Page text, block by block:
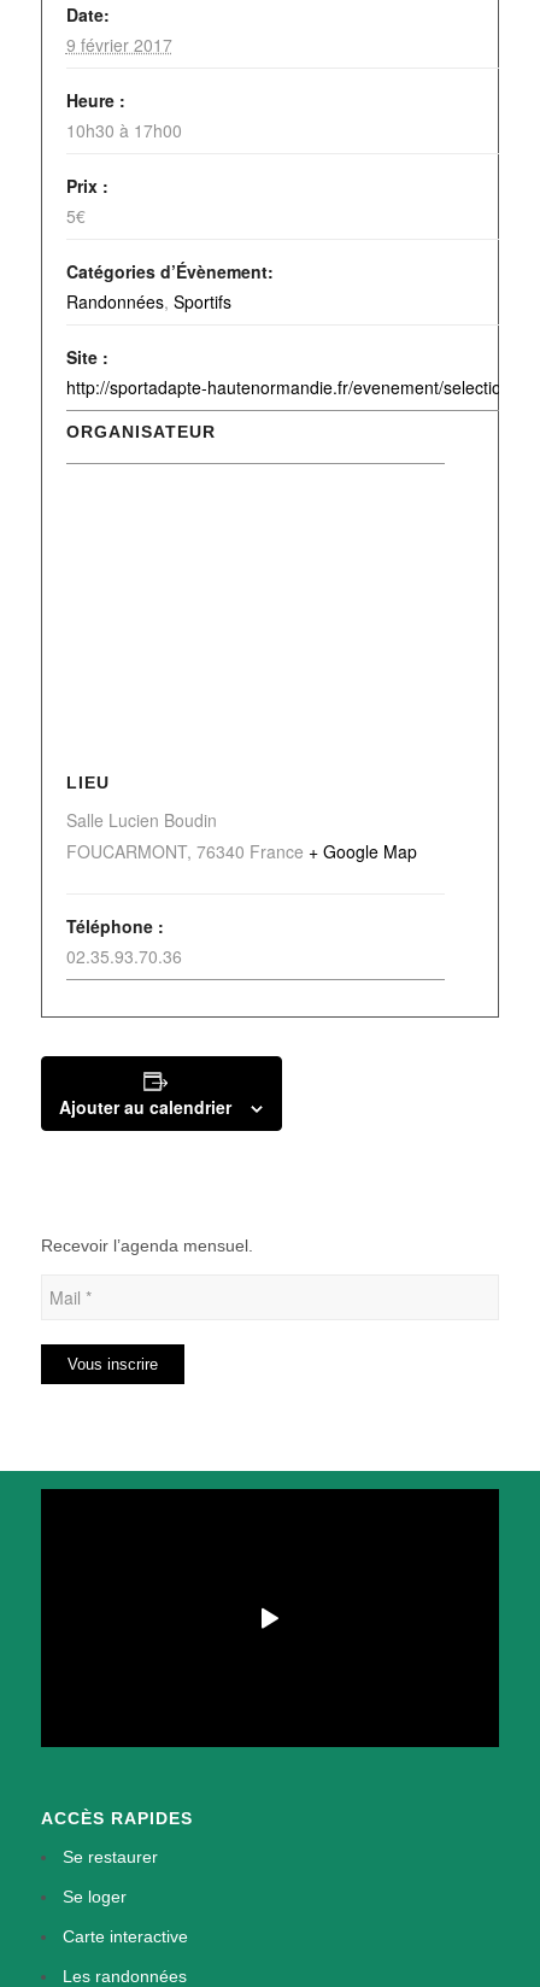
Date:
9 février 2017
Heure :
10h30 à 17h00
Prix :
5€
Catégories d’Évènement:
Randonnées, Sportifs
Site :
http://sportadapte-hautenormandie.fr/evenement/selections-
ORGANISATEUR
LIEU
Salle Lucien Boudin
FOUCARMONT, 76340 France + Google Map
Téléphone :
02.35.93.70.36
Ajouter au calendrier
Recevoir l’agenda mensuel.
ACCÈS RAPIDES
Se restaurer
Se loger
Carte interactive
Les randonnées